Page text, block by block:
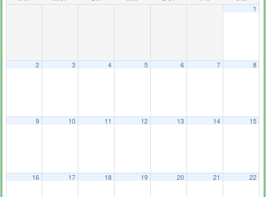
1
2 3 4 5 6 7 8
9 10 11 12 13 14 15
16 17 18 19 20 21 22